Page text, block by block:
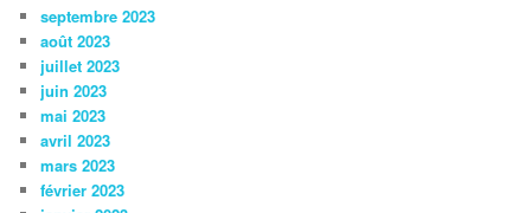
septembre 2023
août 2023
juillet 2023
juin 2023
mai 2023
avril 2023
mars 2023
février 2023